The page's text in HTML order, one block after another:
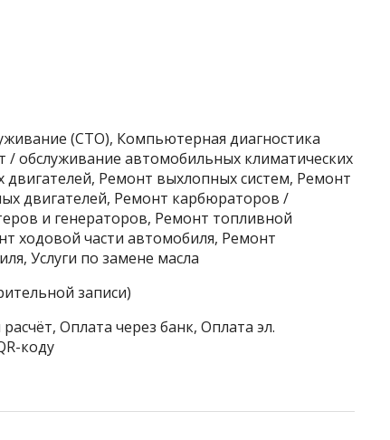
(СТО), Компьютерная диагностика
обслуживание автомобильных климатических
Ремонт выхлопных систем, Ремонт
двигателей, Ремонт карбюраторов /
и генераторов, Ремонт топливной
ходовой части автомобиля, Ремонт
Услуги по замене масла
записи)
Оплата через банк, Оплата эл.
коду